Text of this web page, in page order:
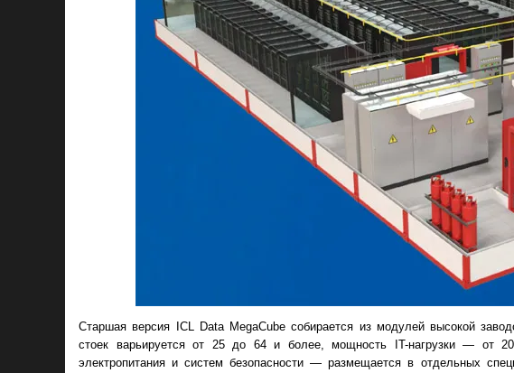
Старшая версия ICL Data MegaCube собирается из модулей высокой
стоек варьируется от 25 до 64 и более, мощность IT-нагрузки — от
электропитания и систем безопасности — размещается в отдельных